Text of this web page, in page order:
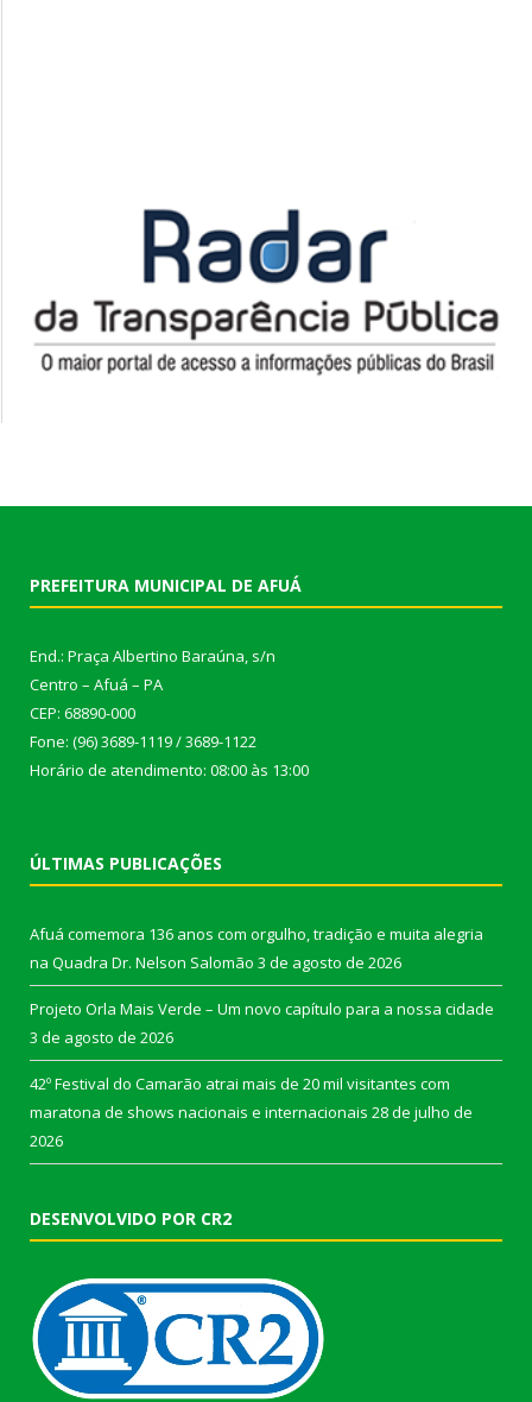
PREFEITURA MUNICIPAL DE AFUÁ
End.: Praça Albertino Baraúna, s/n
Centro – Afuá – PA
CEP: 68890-000
Fone: (96) 3689-1119 / 3689-1122
Horário de atendimento: 08:00 às 13:00
ÚLTIMAS PUBLICAÇÕES
Afuá comemora 136 anos com orgulho, tradição e muita alegria
na Quadra Dr. Nelson Salomão 3 de agosto de 2026
Projeto Orla Mais Verde – Um novo capítulo para a nossa cidade
3 de agosto de 2026
42º Festival do Camarão atrai mais de 20 mil visitantes com
maratona de shows nacionais e internacionais 28 de julho de
2026
DESENVOLVIDO POR CR2